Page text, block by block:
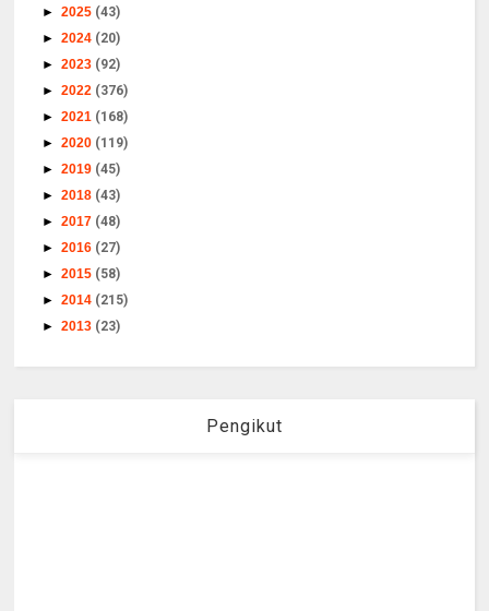
►2025 (43)
►2024 (20)
►2023 (92)
►2022 (376)
►2021 (168)
►2020 (119)
►2019 (45)
►2018 (43)
►2017 (48)
►2016 (27)
►2015 (58)
►2014 (215)
►2013 (23)
Pengikut